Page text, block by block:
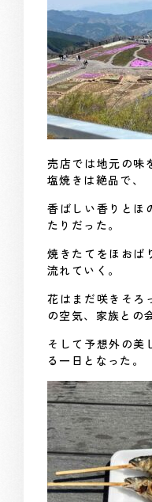
売店では地元の味
塩焼きは絶品で、
香ばしい香りとほ
たりだった。
焼きたてをほおば
流れていく。
花はまだ咲きそろ
の空気、家族との
そして予想外の美
る一日となった。